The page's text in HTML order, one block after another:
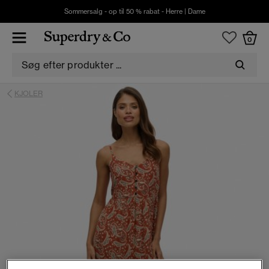
Sommersalg - op til 50 % rabat - Herre| Dame
0
KJOLER